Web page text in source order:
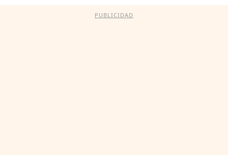
PUBLICIDAD